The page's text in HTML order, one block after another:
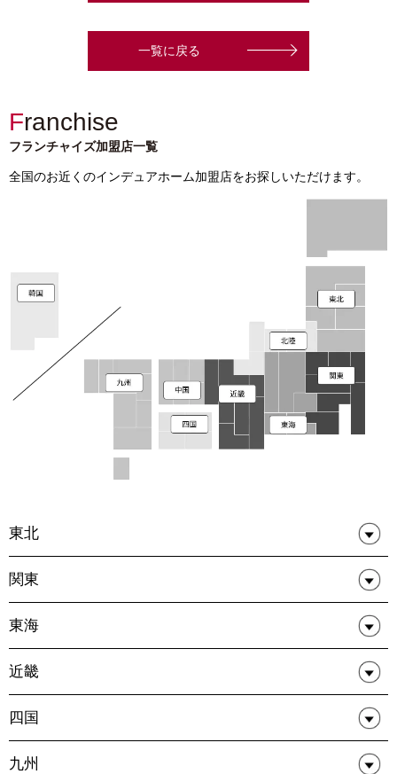
一覧に戻る
Franchise
フランチャイズ加盟店一覧
全国のお近くのインデュアホーム加盟店をお探しいただけます。
東北
関東
東海
近畿
四国
九州